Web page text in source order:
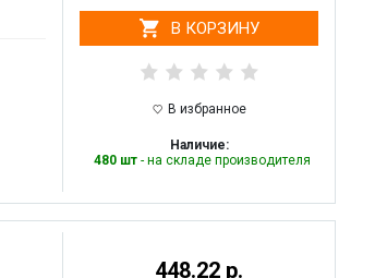
В КОРЗИНУ
В избранное
Наличие:
480 шт- на складе производителя
448.22 р.